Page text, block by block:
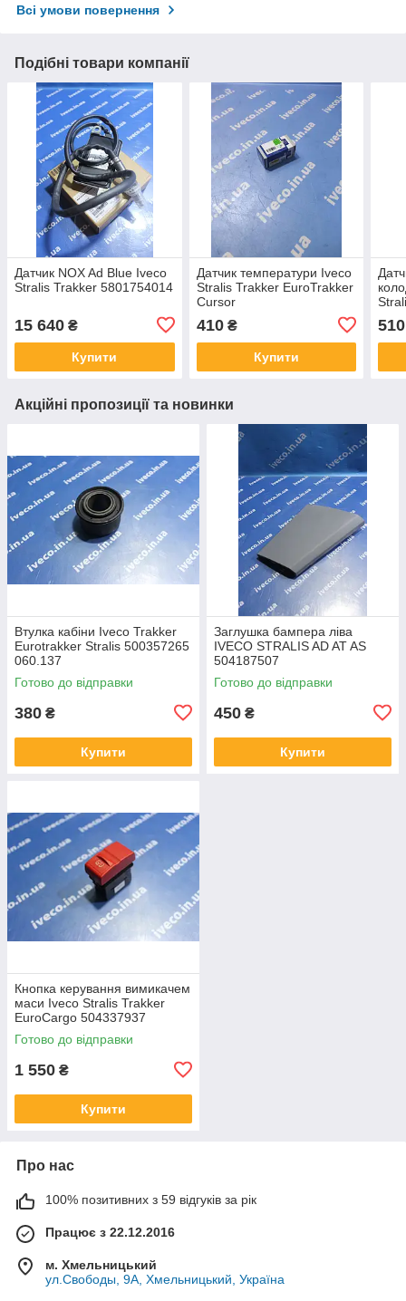
Всі умови повернення
Подібні товари компанії
Датчик NOX Ad Blue Iveco
Stralis Trakker 5801754014
15 640 ₴
Купити
Датчик температури Iveco
Stralis Trakker EuroTrakker
Cursor
410₴
Купити
510
Акційні пропозиції та новинки
Втулка кабіни Iveco Trakker
Eurotrakker Stralis 500357265
060.137
Готово до відправки
380 ₴
Купити
Заглушка бампера ліва
IVECO STRALIS AD AT AS
504187507
Готово до відправки
450 ₴
Купити
Кнопка керування вимикачем
маси Iveco Stralis Trakker
EuroCargo 504337937
Готово до відправки
1 550 ₴
Купити
Про нас
100% позитивних з 59 відгуків за рік
Працює з 22.12.2016
м. Хмельницький
ул.Свободы, 9А, Хмельницький, Україна